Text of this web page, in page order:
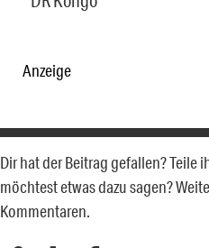
Anzeige
Dir hat der Beitrag gefallen? Teile
möchtest etwas dazu sagen?
Kommentaren.